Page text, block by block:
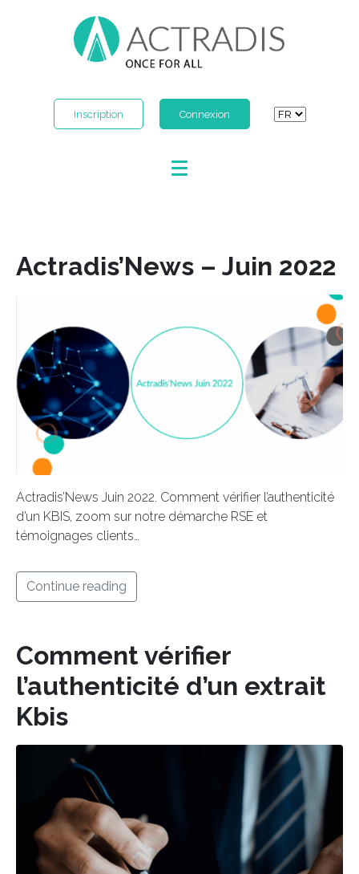
Inscription Connexion
Actradis’News – Juin 2022
Actradis’News Juin 2022. Comment vérifier l’authenticité
d’un KBIS, zoom sur notre démarche RSE et
témoignages clients…
Continue reading
Comment vérifier
l’authenticité d’un extrait
Kbis